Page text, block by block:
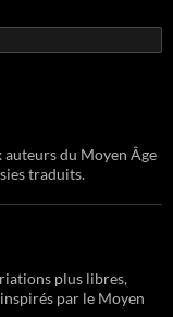
auteurs du Moyen Âge
traduits.
plus libres,
par le Moyen